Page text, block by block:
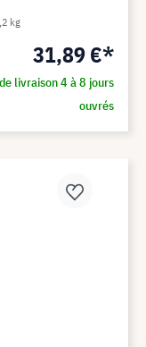
31,89 €*
livraison 4 à 8 jours
ouvrés
kg